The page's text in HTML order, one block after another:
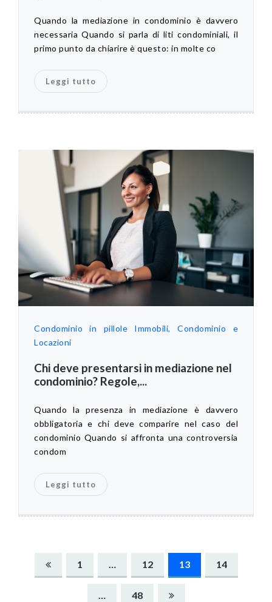
Quando la mediazione in condominio è davvero
necessaria Quando si parla di liti condominiali, il
primo punto da chiarire è questo: in molte co
Leggi tutto
Condominio in pillole
Immobili, Condominio e
Locazioni
Chi deve presentarsi in mediazione nel
condominio? Regole,...
Quando la presenza in mediazione è davvero
obbligatoria e chi deve comparire nel caso del
condominio Quando si affronta una controversia
condom
Leggi tutto
Navigazione
articoli
1 … 12 13 14
… 48